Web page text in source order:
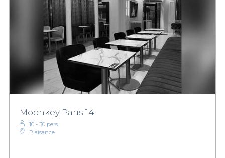
Moonkey Paris 14
10 - 30 pers.
Plaisance